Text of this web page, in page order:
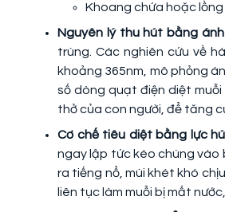
Khoang chứa hoặc lồng
Nguyên lý thu hút bằng
trùng. Các nghiên cứu về
khoảng 365nm, mô phỏng
số dòng quạt điện diệt
thở của con người, để tăng
Cơ chế tiêu diệt bằng lực
ngay lập tức kéo chúng vào
ra tiếng nổ, mùi khét khó
liên tục làm muỗi bị mất